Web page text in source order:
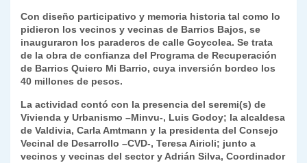
s
A
p
p
gr
a
m
e
b
o
o
k
er e
dI
n
y
Li
n
l
l
ri
nt
Fr
ie
n
dl
y
m
p
ar
tir
Con diseño participativo y memoria historia tal como lo
pidieron los vecinos y vecinas de Barrios Bajos, se
inauguraron los paraderos de calle Goycolea. Se trata
de la obra de confianza del Programa de Recuperación
de Barrios Quiero Mi Barrio, cuya inversión bordeo los
40 millones de pesos.
La actividad contó con la presencia del seremi(s) de
Vivienda y Urbanismo –Minvu-, Luis Godoy; la alcaldesa
de Valdivia, Carla Amtmann y la presidenta del Consejo
Vecinal de Desarrollo –CVD-, Teresa Airioli; junto a
vecinos y vecinas del sector y Adrián Silva, Coordinador